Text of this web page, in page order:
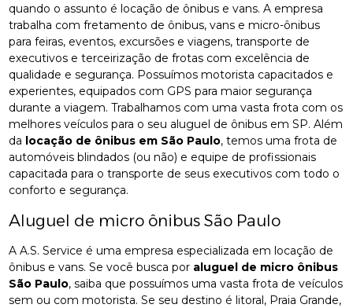
quando o assunto é locação de ônibus e vans. A empresa
trabalha com fretamento de ônibus, vans e micro-ônibus
para feiras, eventos, excursões e viagens, transporte de
executivos e terceirização de frotas com excelência de
qualidade e segurança. Possuímos motorista capacitados e
experientes, equipados com GPS para maior segurança
durante a viagem. Trabalhamos com uma vasta frota com os
melhores veículos para o seu aluguel de ônibus em SP. Além
da locação de ônibus em São Paulo, temos uma frota de
automóveis blindados (ou não) e equipe de profissionais
capacitada para o transporte de seus executivos com todo o
conforto e segurança.
Aluguel de micro ônibus São Paulo
A A.S. Service é uma empresa especializada em locação de
ônibus e vans. Se você busca por aluguel de micro ônibus
São Paulo, saiba que possuímos uma vasta frota de veículos
sem ou com motorista. Se seu destino é litoral, Praia Grande,